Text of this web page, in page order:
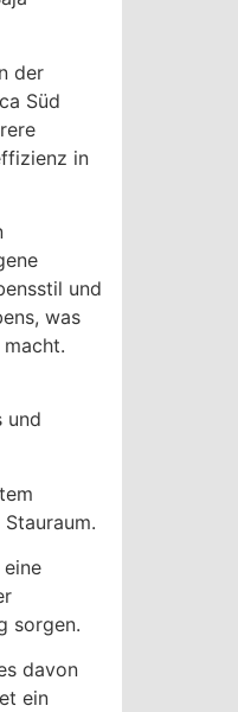
der
Süd
in
und
was
und
sorgen.
davon
ein